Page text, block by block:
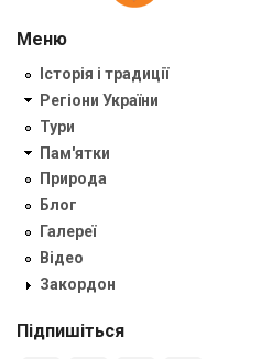
Меню
Історія і традиції
Регіони України
Тури
Пам'ятки
Природа
Блог
Галереї
Відео
Закордон
Підпишіться